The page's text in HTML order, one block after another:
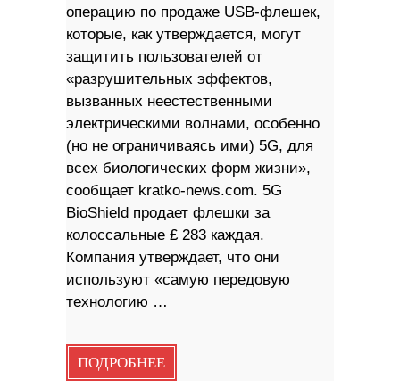
операцию по продаже USB-флешек,
которые, как утверждается, могут
защитить пользователей от
«разрушительных эффектов,
вызванных неестественными
электрическими волнами, особенно
(но не ограничиваясь ими) 5G, для
всех биологических форм жизни»,
сообщает kratko-news.com. 5G
BioShield продает флешки за
колоссальные £ 283 каждая.
Компания утверждает, что они
используют «самую передовую
технологию …
ПОДРОБНЕЕ